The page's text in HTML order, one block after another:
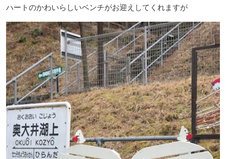
ハートのかわいらしいベンチがお迎えしてくれますが